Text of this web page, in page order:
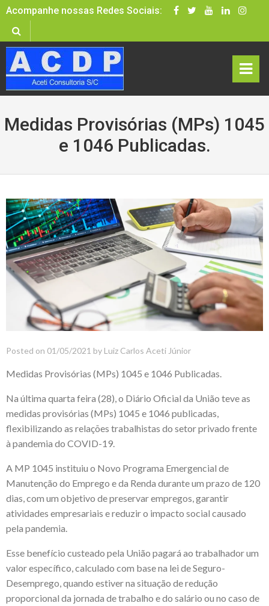
Skip
content
Acompanhe nossas Redes Sociais:
rima
ry
u
Medidas Provisórias (MPs) 1045
e 1046 Publicadas.
Posted on 01/05/2021 by Luiz Carlos Aceti Júnior
Medidas Provisórias (MPs) 1045 e 1046 Publicadas.
Na última quarta feira (28), o Diário Oficial da União teve as
medidas provisórias (MPs) 1045 e 1046 publicadas,
flexibilizando as relações trabalhistas do setor privado frente
à pandemia do COVID-19.
A MP 1045 instituiu o Novo Programa Emergencial de
Manutenção do Emprego e da Renda durante um prazo de 120
dias, com um objetivo de preservar empregos, garantir
atividades empresariais e reduzir o impacto social causado
pela pandemia.
Esse benefício custeado pela União pagará ao trabalhador um
valor específico, calculado com base na lei de Seguro-
Desemprego, quando estiver na situação de redução
proporcional da jornada de trabalho e do salário ou no caso de